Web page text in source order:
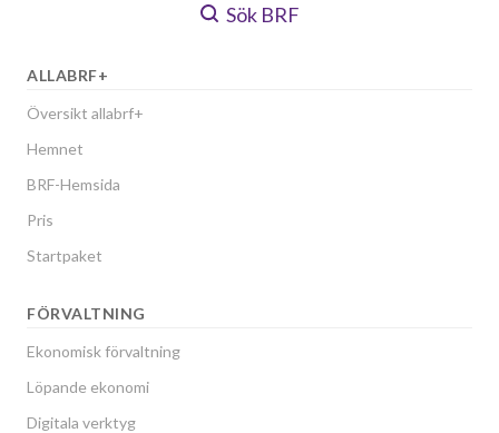
Sök BRF
ALLABRF+
Översikt allabrf+
Hemnet
BRF-Hemsida
Pris
Startpaket
FÖRVALTNING
Ekonomisk förvaltning
Löpande ekonomi
Digitala verktyg